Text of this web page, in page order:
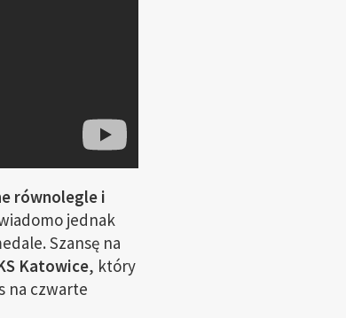
równolegle i
jednak
Szansę na
Katowice, który
na czwarte